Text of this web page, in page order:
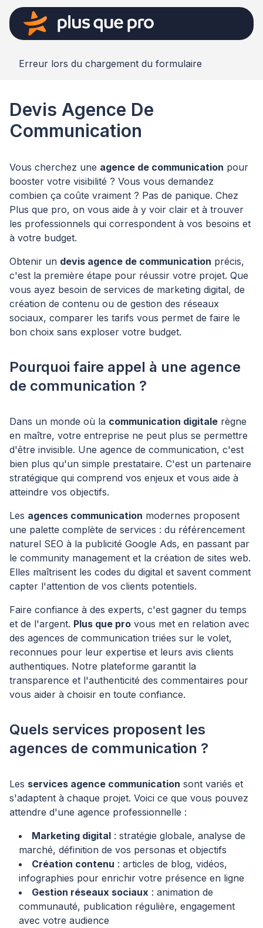
Erreur lors du chargement du formulaire
Devis Agence De
Communication
Vous cherchez une agence de communication pour
booster votre visibilité ? Vous vous demandez
combien ça coûte vraiment ? Pas de panique. Chez
Plus que pro, on vous aide à y voir clair et à trouver
les professionnels qui correspondent à vos besoins et
à votre budget.
Obtenir un devis agence de communication précis,
c'est la première étape pour réussir votre projet. Que
vous ayez besoin de services de marketing digital, de
création de contenu ou de gestion des réseaux
sociaux, comparer les tarifs vous permet de faire le
bon choix sans exploser votre budget.
Pourquoi faire appel à une agence
de communication ?
Dans un monde où la communication digitale règne
en maître, votre entreprise ne peut plus se permettre
d'être invisible. Une agence de communication, c'est
bien plus qu'un simple prestataire. C'est un partenaire
stratégique qui comprend vos enjeux et vous aide à
atteindre vos objectifs.
Les agences communication modernes proposent
une palette complète de services : du référencement
naturel SEO à la publicité Google Ads, en passant par
le community management et la création de sites web.
Elles maîtrisent les codes du digital et savent comment
capter l'attention de vos clients potentiels.
Faire confiance à des experts, c'est gagner du temps
et de l'argent. Plus que pro vous met en relation avec
des agences de communication triées sur le volet,
reconnues pour leur expertise et leurs avis clients
authentiques. Notre plateforme garantit la
transparence et l'authenticité des commentaires pour
vous aider à choisir en toute confiance.
Quels services proposent les
agences de communication ?
Les services agence communication sont variés et
s'adaptent à chaque projet. Voici ce que vous pouvez
attendre d'une agence professionnelle :
Marketing digital : stratégie globale, analyse de
marché, définition de vos personas et objectifs
Création contenu : articles de blog, vidéos,
infographies pour enrichir votre présence en ligne
Gestion réseaux sociaux : animation de
communauté, publication régulière, engagement
avec votre audience